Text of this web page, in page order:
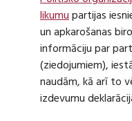
likumupartijas
un apkarošanas
informāciju par
(ziedojumiem),
naudām, kā arī to
izdevumu